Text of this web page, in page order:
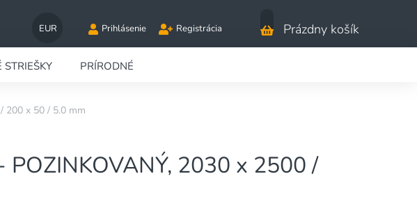
EUR Prihlásenie Registrácia
Nákupný
košík
Prázdny košík
STRIEŠKY PRÍRODNÉ
200 x 50 / 5.0 mm
POZINKOVANÝ, 2030 x 2500 /